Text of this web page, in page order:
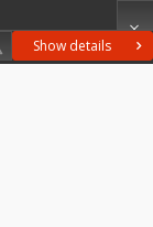
Show details